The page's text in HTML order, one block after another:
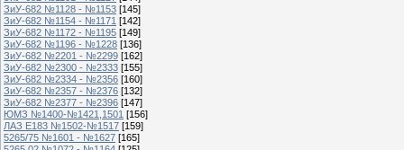
ЗиУ-682 №1128 - №1153 [145]
ЗиУ-682 №1154 - №1171 [142]
ЗиУ-682 №1172 - №1195 [149]
ЗиУ-682 №1196 - №1228 [136]
ЗиУ-682 №2201 - №2299 [162]
ЗиУ-682 №2300 - №2333 [155]
ЗиУ-682 №2334 - №2356 [160]
ЗиУ-682 №2357 - №2376 [132]
ЗиУ-682 №2377 - №2396 [147]
ЮМЗ №1400-№1421,1501 [156]
ЛАЗ Е183 №1502-№1517 [159]
5265/75 №1601 - №1627 [165]